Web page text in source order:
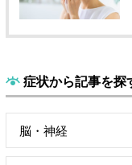
症状から記事を探
脳・神経